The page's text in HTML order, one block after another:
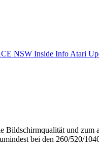
NSW Inside Info Atari
und
bei den 260/520/